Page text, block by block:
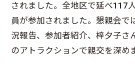
されました。全地区で延べ117
員が参加されました。懇親会で
況報告、参加者紹介、梓夕子さ
のアトラクションで親交を深め